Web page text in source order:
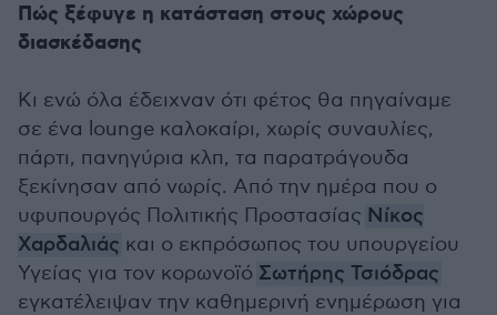
Πώς ξέφυγε η κατάσταση στους χώρους
διασκέδασης
Κι ενώ όλα έδειχναν ότι φέτος θα πηγαίναμε
σε ένα lounge καλοκαίρι, χωρίς συναυλίες,
πάρτι, πανηγύρια κλπ, τα παρατράγουδα
ξεκίνησαν από νωρίς. Από την ημέρα που ο
υφυπουργός Πολιτικής Προστασίας Νίκος
Χαρδαλιάς και ο εκπρόσωπος του υπουργείου
Υγείας για τον κορωνοϊό Σωτήρης Τσιόδρας
εγκατέλειψαν την καθημερινή ενημέρωση για